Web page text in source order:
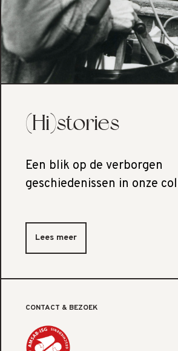
(Hi)stories
Een blik op de verborgen
geschiedenissen in onze
Lees meer
CONTACT & BEZOEK